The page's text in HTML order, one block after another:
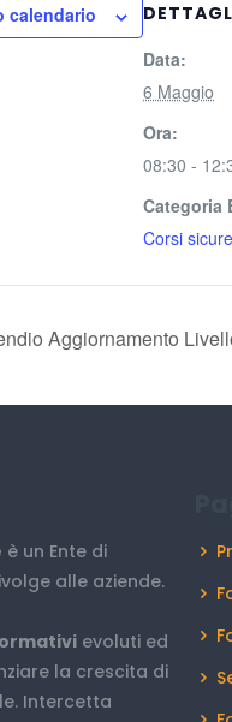
calendario
Data:
6 Maggio
Ora:
08:30 -
Categoria
Corsi
Aggiornamento
è un Ente di
alle aziende.
evoluti ed
la crescita di
Intercetta